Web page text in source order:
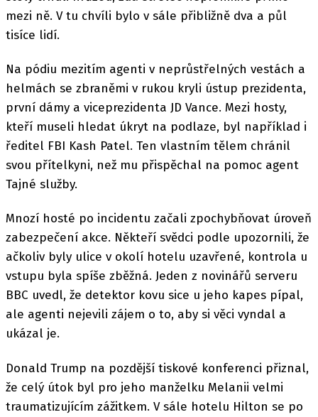
mezi ně. V tu chvíli bylo v sále přibližně dva a půl
tisíce lidí.
Na pódiu mezitím agenti v neprůstřelných vestách a
helmách se zbraněmi v rukou kryli ústup prezidenta,
první dámy a viceprezidenta JD Vance. Mezi hosty,
kteří museli hledat úkryt na podlaze, byl například i
ředitel FBI Kash Patel. Ten vlastním tělem chránil
svou přítelkyni, než mu přispěchal na pomoc agent
Tajné služby.
Mnozí hosté po incidentu začali zpochybňovat úroveň
zabezpečení akce. Někteří svědci podle upozornili, že
ačkoliv byly ulice v okolí hotelu uzavřené, kontrola u
vstupu byla spíše zběžná. Jeden z novinářů serveru
BBC uvedl, že detektor kovu sice u jeho kapes pípal,
ale agenti nejevili zájem o to, aby si věci vyndal a
ukázal je.
Donald Trump na pozdější tiskové konferenci přiznal,
že celý útok byl pro jeho manželku Melanii velmi
traumatizujícím zážitkem. V sále hotelu Hilton se po